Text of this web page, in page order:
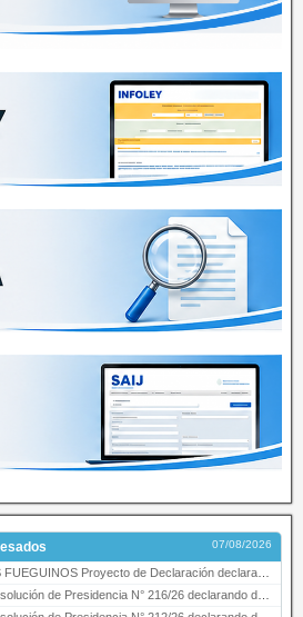
07/08/2026
Proyecto de Declaración declarando de interés provincial PRESIDENCI…
de Presidencia N° 216/26 declarando de interés provincial la labor …